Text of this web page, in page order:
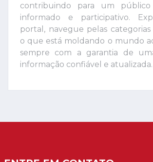
contribuindo para um
informado e participativo.
portal, navegue pelas
o que está moldando o mundo
sempre com a garantia de
informação confiável e atualizada.